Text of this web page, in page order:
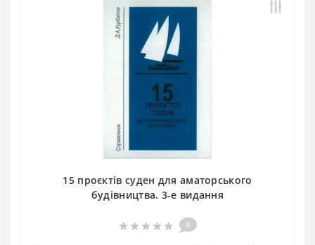
15 проєктів суден для аматорського
будівництва. 3-е видання
0